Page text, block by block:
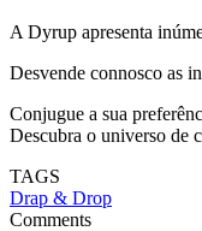
A Dyrup apresenta
Desvende connosco as
Conjugue a sua
Descubra o universo de
TAGS
Drap & Drop
Comments